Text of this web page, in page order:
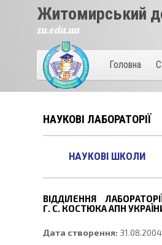
Житомирський
zu.edu.ua
Головна
НАУКОВІ ЛАБОРАТОРІЇ
НАУКОВІ ШКОЛИ
ВІДДІЛЕННЯ
Г. С. КОСТЮКА АПН
Дата створення: